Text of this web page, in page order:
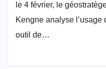
le 4 février, le
Kengne analyse
outil de…